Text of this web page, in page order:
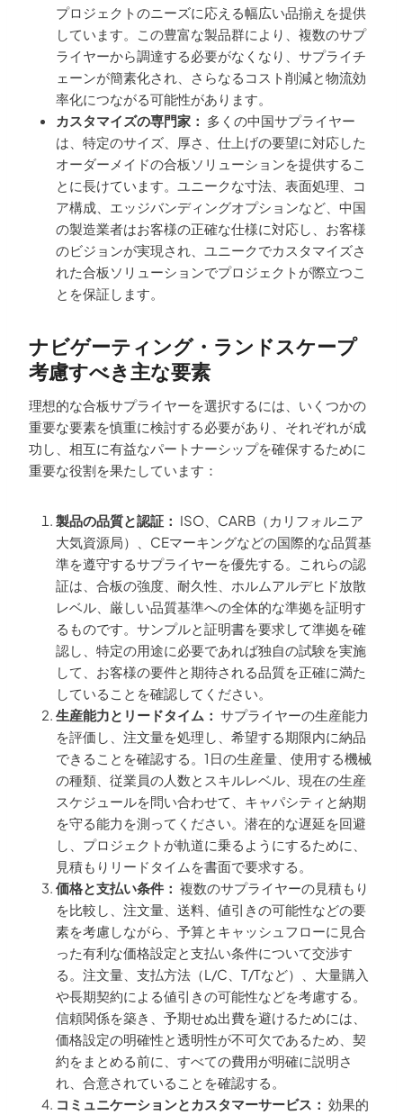
プロジェクトのニーズに応える幅広い品揃えを提供
しています。この豊富な製品群により、複数のサプ
ライヤーから調達する必要がなくなり、サプライチ
ェーンが簡素化され、さらなるコスト削減と物流効
率化につながる可能性があります。
カスタマイズの専門家： 多くの中国サプライヤー
は、特定のサイズ、厚さ、仕上げの要望に対応した
オーダーメイドの合板ソリューションを提供するこ
とに長けています。ユニークな寸法、表面処理、コ
ア構成、エッジバンディングオプションなど、中国
の製造業者はお客様の正確な仕様に対応し、お客様
のビジョンが実現され、ユニークでカスタマイズさ
れた合板ソリューションでプロジェクトが際立つこ
とを保証します。
ナビゲーティング・ランドスケープ
考慮すべき主な要素
理想的な合板サプライヤーを選択するには、いくつかの
重要な要素を慎重に検討する必要があり、それぞれが成
功し、相互に有益なパートナーシップを確保するために
重要な役割を果たしています：
製品の品質と認証： ISO、CARB（カリフォルニア
大気資源局）、CEマーキングなどの国際的な品質基
準を遵守するサプライヤーを優先する。これらの認
証は、合板の強度、耐久性、ホルムアルデヒド放散
レベル、厳しい品質基準への全体的な準拠を証明す
るものです。サンプルと証明書を要求して準拠を確
認し、特定の用途に必要であれば独自の試験を実施
して、お客様の要件と期待される品質を正確に満た
していることを確認してください。
生産能力とリードタイム： サプライヤーの生産能力
を評価し、注文量を処理し、希望する期限内に納品
できることを確認する。1日の生産量、使用する機械
の種類、従業員の人数とスキルレベル、現在の生産
スケジュールを問い合わせて、キャパシティと納期
を守る能力を測ってください。潜在的な遅延を回避
し、プロジェクトが軌道に乗るようにするために、
見積もりリードタイムを書面で要求する。
価格と支払い条件： 複数のサプライヤーの見積もり
を比較し、注文量、送料、値引きの可能性などの要
素を考慮しながら、予算とキャッシュフローに見合
った有利な価格設定と支払い条件について交渉す
る。注文量、支払方法（L/C、T/Tなど）、大量購入
や長期契約による値引きの可能性などを考慮する。
信頼関係を築き、予期せぬ出費を避けるためには、
価格設定の明確性と透明性が不可欠であるため、契
約をまとめる前に、すべての費用が明確に説明さ
れ、合意されていることを確認する。
コミュニケーションとカスタマーサービス： 効果的